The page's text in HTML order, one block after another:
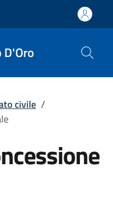
D'Oro
civile /